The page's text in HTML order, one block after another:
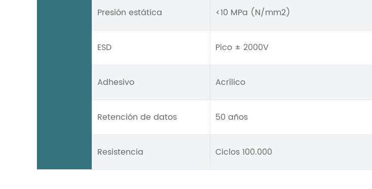
Presión estática <10 MPa (N/mm2)
ESD Pico ± 2000V
Adhesivo Acrílico
Retención de datos 50 años
Resistencia Ciclos 100.000